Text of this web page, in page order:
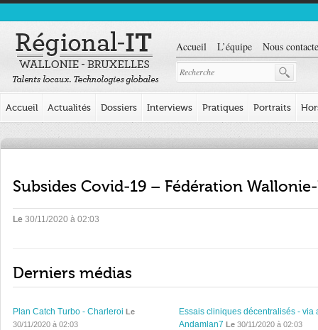
Accueil L’équipe Nous
Accueil Actualités Dossiers Interviews Pratiques Portraits
Subsides Covid-19 – Fédération
Le 30/11/2020 à 02:03
Derniers médias
Plan Catch Turbo - Charleroi Le
30/11/2020 à 02:03
Essais cliniques décentralisés - via
Andamlan7 Le30/11/2020 à 02:03